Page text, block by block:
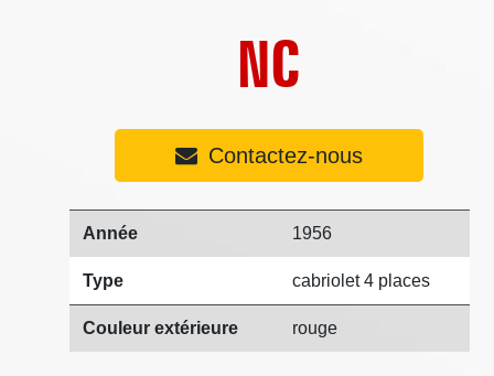
NC
Contactez-nous
Année 1956
Type cabriolet 4 places
Couleur extérieure rouge